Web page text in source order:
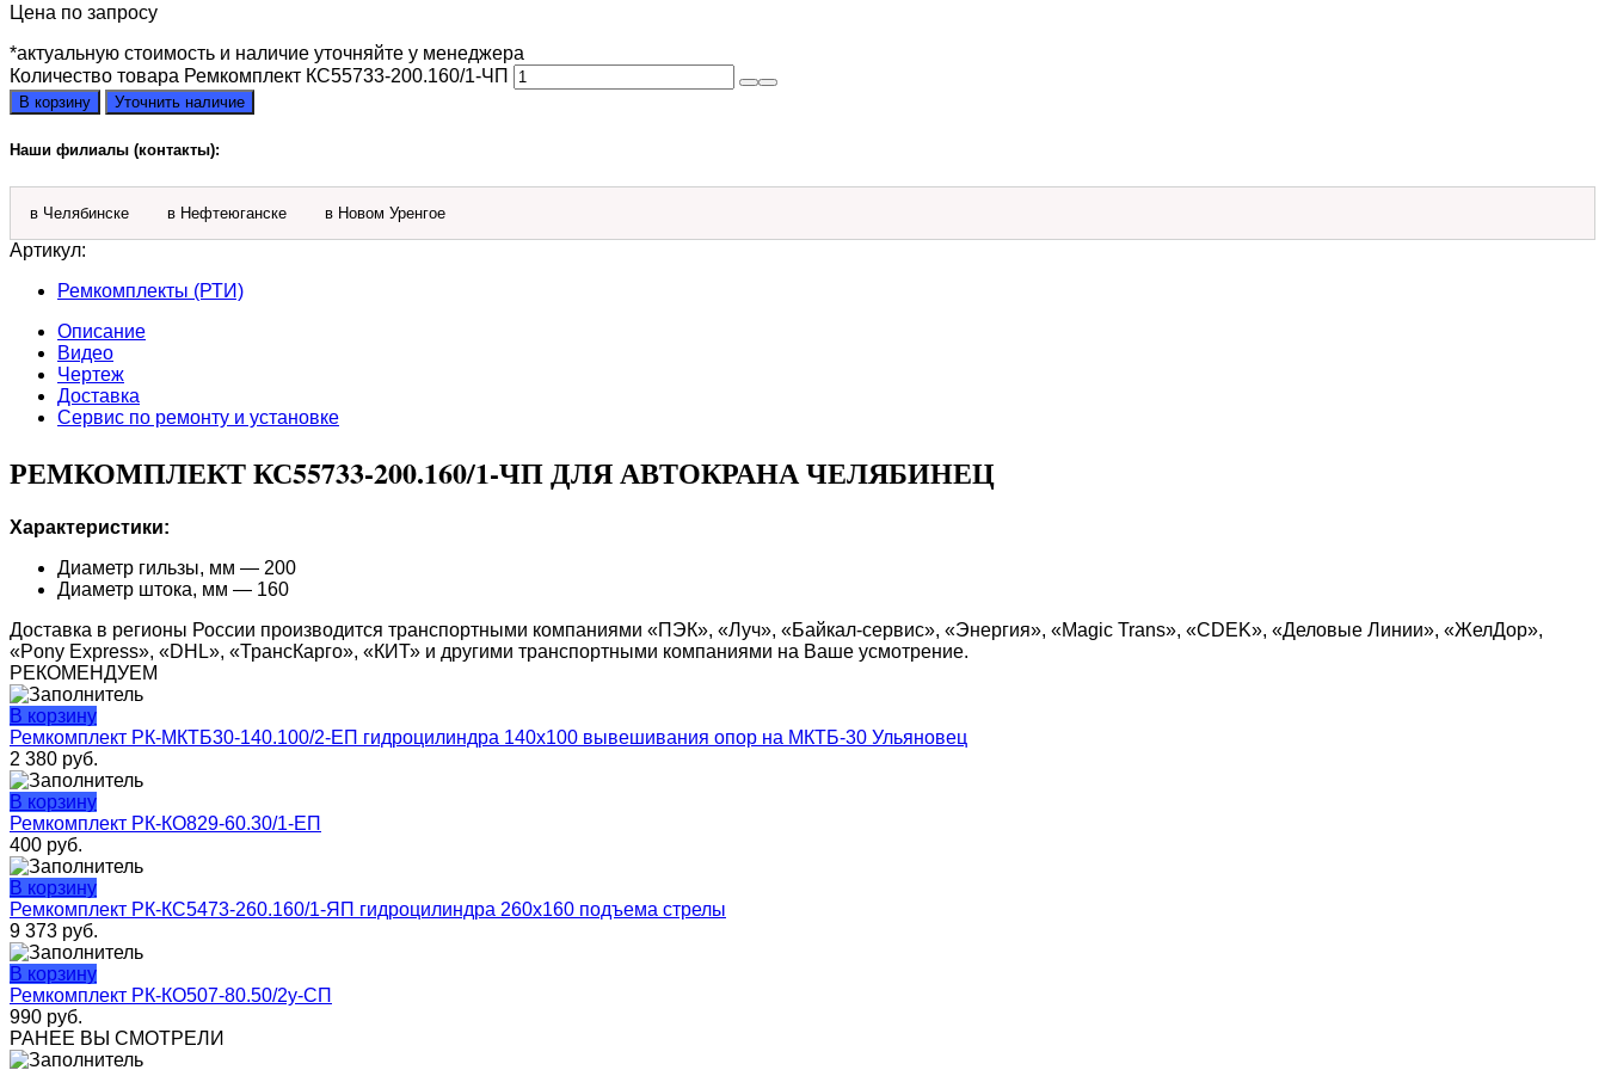
Цена по запросу
*актуальную стоимость и наличие уточняйте у менеджера
Количество товара Ремкомплект КС55733-200.160/1-ЧП
В корзину Уточнить наличие
Наши филиалы (контакты):
в Челябинске в Нефтеюганске в Новом Уренгое
Артикул:
Ремкомплекты (РТИ)
Описание
Видео
Чертеж
Доставка
Сервис по ремонту и установке
РЕМКОМПЛЕКТ КС55733-200.160/1-ЧП ДЛЯ АВТОКРАНА ЧЕЛЯБИНЕЦ
Характеристики:
Диаметр гильзы, мм — 200
Диаметр штока, мм — 160
Доставка в регионы России производится транспортными компаниями «ПЭК», «Луч», «Байкал-сервис», «Энергия», «Magic Trans», «CDEK», «Деловые Линии», «ЖелДор»,
«Pony Express», «DHL», «ТрансКарго», «КИТ» и другими транспортными компаниями на Ваше усмотрение.
РЕКОМЕНДУЕМ
В корзину
Ремкомплект РК-МКТБ30-140.100/2-ЕП гидроцилиндра 140х100 вывешивания опор на МКТБ-30 Ульяновец
2 380 руб.
В корзину
Ремкомплект РК-КО829-60.30/1-ЕП
400 руб.
В корзину
Ремкомплект РК-КС5473-260.160/1-ЯП гидроцилиндра 260х160 подъема стрелы
9 373 руб.
В корзину
Ремкомплект РК-КО507-80.50/2у-СП
990 руб.
РАНЕЕ ВЫ СМОТРЕЛИ